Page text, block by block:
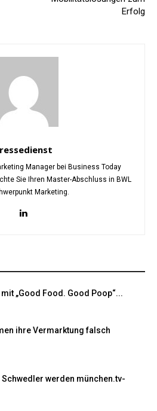
Erfolg
Manager bei Business Today
Sie Ihren Master-Abschluss in BWL
Marketing.
„Good Food. Good Poop“...
ihre Vermarktung falsch
werden münchen.tv-